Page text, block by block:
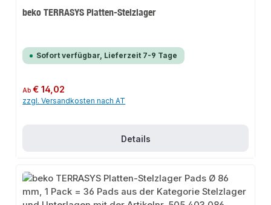
beko TERRASYS Platten-Stelzlager
Sofort verfügbar, Lieferzeit 7-9 Tage
Regulärer Preis:
Ab€ 14,02
zzgl. Versandkosten nach AT
Details